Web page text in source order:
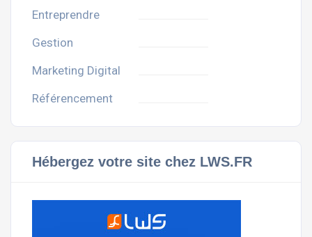
Entreprendre
Gestion
Marketing Digital
Référencement
Hébergez votre site chez LWS.FR